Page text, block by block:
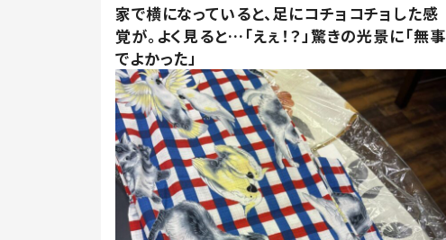
家で横になっていると、足にコチョコチョした感
覚が。よく見ると…「えぇ！？」驚きの光景に「無事
でよかった」